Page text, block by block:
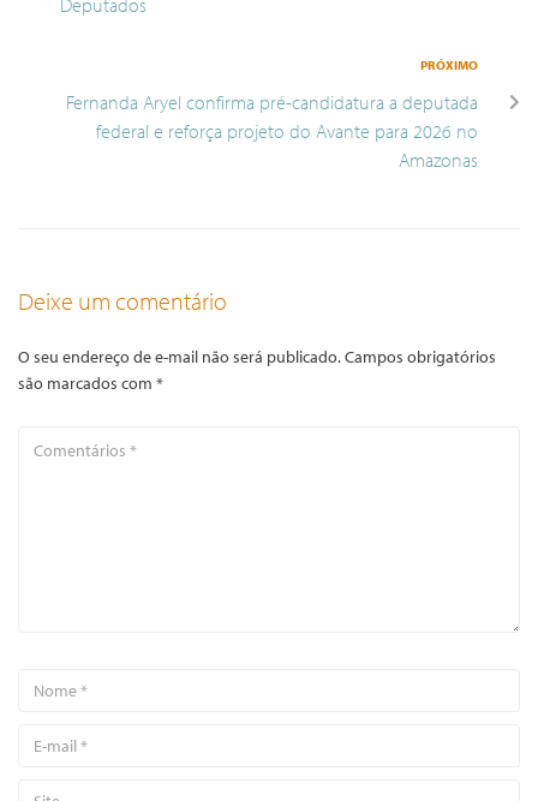
PRÓXIMO
Fernanda Aryel confirma pré-candidatura a deputada
federal e reforça projeto do Avante para 2026 no
Amazonas
Deixe um comentário
O seu endereço de e-mail não será publicado.Campos obrigatórios
são marcados com *